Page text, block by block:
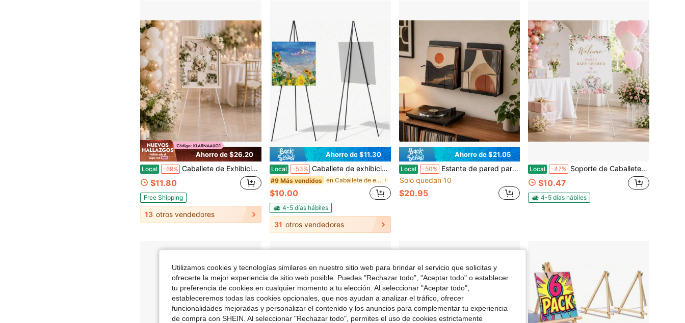
Ahorro de $26.20
Local -69% Caballete de Exhibición Portátil Plegable de Metal con Soporte Ajustable para Pósteres, Caballete de Artista Ligero para Pintura en Lienzo y Letreros de Boda, Caballete de Suelo Plegable Negro para el Hogar, Estudio, Feria Comercial y Exposiciones de Eventos.
$11.80
Free Shipping
13 otros vendedores
Ahorro de $11.30
Local -53% Caballete de exhibición de arte plegable y móvil para piso, soporte universal para exhibición de colecciones familiares y áreas de exhibición de actividades de festivales, marco de exhibición independiente multiusos para diversos escenarios de arte, perfecto para combinación de regalos de festivales,
#9 Más vendidos en Caballete de exhibición
$10.00
4-5 días hábiles
31 otros vendedores
Ahorro de $21.05
Local -50% Estante de pared para exhibir discos de vinilo, soporte de metal para almacenamiento de LP, paquete de 2, estante flotante para exhibir portadas de álbumes, organizador de vinilo de acero minimalista para sala de estar, sala de música y estudio
Solo quedan 10
$20.95
Local -47% Soporte de Caballete para Decoración de Fiestas,Soporte de Trípode de Metal para Carteles de Fiesta de Cumpleaños,Baby Shower,Boda,Evento,Tablero de Bienvenida,Exhibición de Fotos y Decoraciones de Celebración,Soporte de Exhibición Plegable Ajustable para Eventos Interiores y Exteriores
$10.47
4-5 días hábiles
Utilizamos cookies y tecnologías similares en nuestro sitio web para brindar el servicio que solicitas y
ofrecerte la mejor experiencia de sitio web posible. Puedes "Rechazar todo", "Aceptar todo" o establecer
tu preferencia de cookies en cualquier momento a tu elección. Al seleccionar "Aceptar todo",
estableceremos todas las cookies opcionales, que nos ayudan a analizar el tráfico, ofrecer
funcionalidades mejoradas y personalizar el contenido y los anuncios para complementar tu experiencia
de compra con SHEIN. Al seleccionar "Rechazar todo", permites el uso de cookies estrictamente